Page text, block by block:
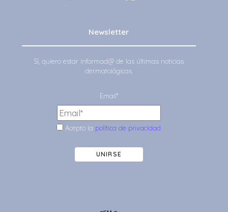
Newsletter
Sí, quiero estar informad@ de las últimas noticias
dermatológicas.
Email*
Acepto la política de privacidad
UNIRSE